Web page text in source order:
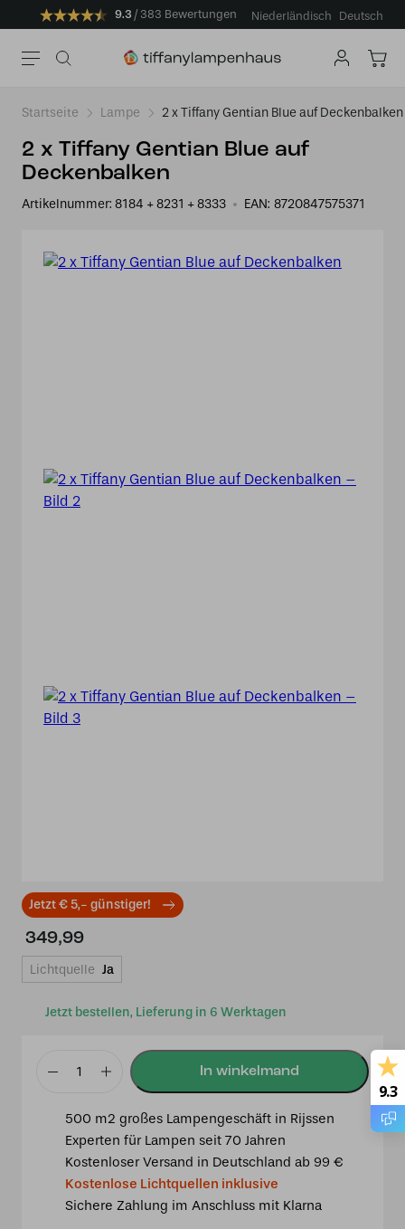
9.3 383 Bewertungen Niederländisch Deutsch
Startseite Lampe 2 x Tiffany Gentian Blue auf Deckenbalken
2 x Tiffany Gentian Blue auf
Deckenbalken
Artikelnummer: 8184 + 8231 + 8333 EAN: 8720847575371
Jetzt € 5,- günstiger!
Jetzt bestellen, Lieferung in 6 Werktagen
349,99
Lichtquelle Ja
Tiffany
Gentian
Deckenbalken
500 m2 großes Lampengeschäft in Rijssen
Experten für Lampen seit 70 Jahren
Kostenloser Versand in Deutschland ab 99 €
Kostenlose Lichtquellen inklusive
Sichere Zahlung im Anschluss mit Klarna
9.3